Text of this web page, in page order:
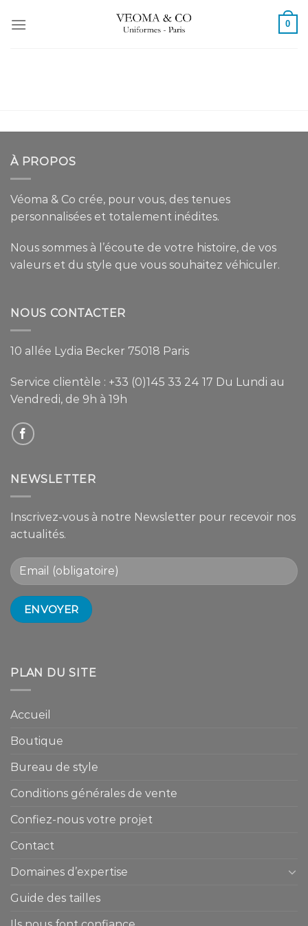
au
0
À PROPOS
Véoma & Co crée, pour vous, des tenues
personnalisées et totalement inédites.
Nous sommes à l’écoute de votre histoire, de vos
valeurs et du style que vous souhaitez véhiculer.
NOUS CONTACTER
10 allée Lydia Becker 75018 Paris
Service clientèle : +33 (0)145 33 24 17 Du Lundi au
Vendredi, de 9h à 19h
NEWSLETTER
Inscrivez-vous à notre Newsletter pour recevoir nos
actualités.
PLAN DU SITE
Accueil
Boutique
Bureau de style
Conditions générales de vente
Confiez-nous votre projet
Contact
Domaines d’expertise
Guide des tailles